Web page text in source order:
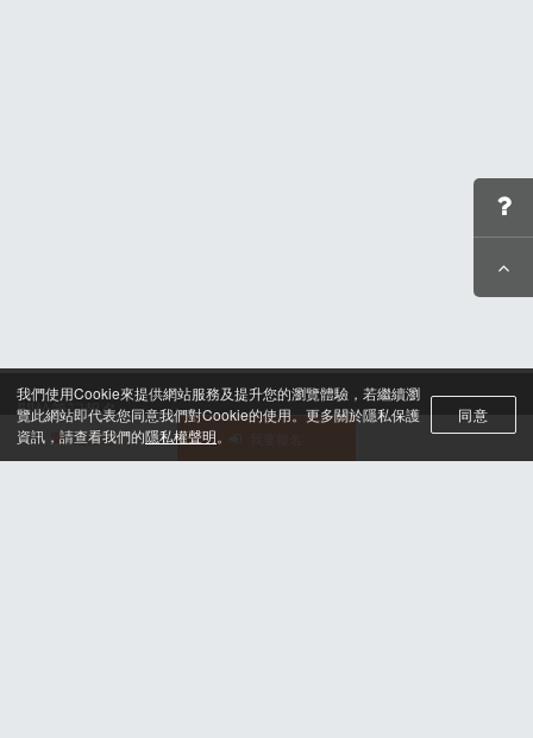
我們使用Cookie來提供網站服務及提升您的瀏覽體驗，若繼續瀏
覽此網站即代表您同意我們對Cookie的使用。更多關於隱私保護
資訊，請查看我們的隱私權聲明。
同意
活動選單
關於筆記報名
聯絡我們*
合作諮詢